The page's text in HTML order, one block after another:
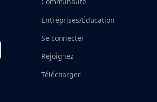
Entreprises/Éducation
Se connecter
Rejoignez
Télécharger